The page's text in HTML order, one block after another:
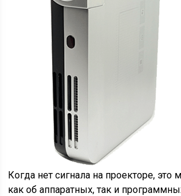
Когда нет сигнала на проекторе, это
как об аппаратных, так и